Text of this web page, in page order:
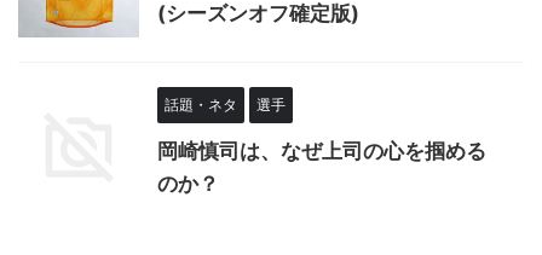
(シーズンオフ確定版)
話題・ネタ 選手
岡崎慎司は、なぜ上司の心を掴める
のか？